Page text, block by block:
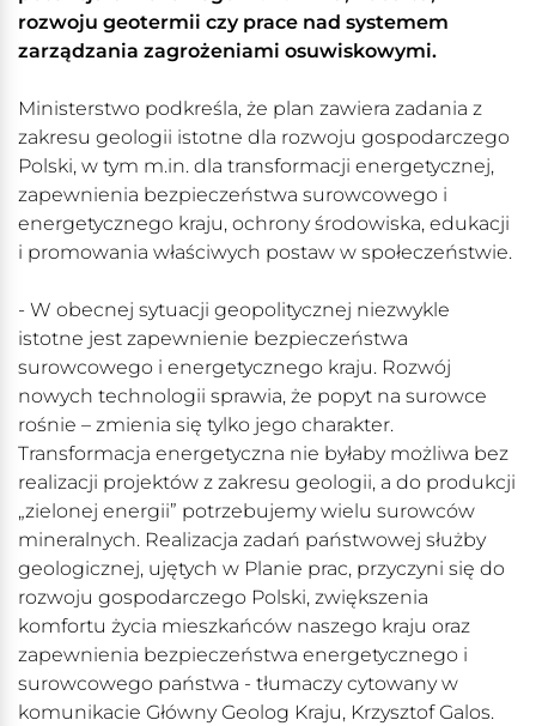
rozwoju geotermii czy prace nad systemem
zarządzania zagrożeniami osuwiskowymi.
Ministerstwo podkreśla, że plan zawiera zadania z
zakresu geologii istotne dla rozwoju gospodarczego
Polski, w tym m.in. dla transformacji energetycznej,
zapewnienia bezpieczeństwa surowcowego i
energetycznego kraju, ochrony środowiska, edukacji
i promowania właściwych postaw w społeczeństwie.
- W obecnej sytuacji geopolitycznej niezwykle
istotne jest zapewnienie bezpieczeństwa
surowcowego i energetycznego kraju. Rozwój
nowych technologii sprawia, że popyt na surowce
rośnie – zmienia się tylko jego charakter.
Transformacja energetyczna nie byłaby możliwa bez
realizacji projektów z zakresu geologii, a do produkcji
„zielonej energii” potrzebujemy wielu surowców
mineralnych. Realizacja zadań państwowej służby
geologicznej, ujętych w Planie prac, przyczyni się do
rozwoju gospodarczego Polski, zwiększenia
komfortu życia mieszkańców naszego kraju oraz
zapewnienia bezpieczeństwa energetycznego i
surowcowego państwa - tłumaczy cytowany w
komunikacie Główny Geolog Kraju, Krzysztof Galos.